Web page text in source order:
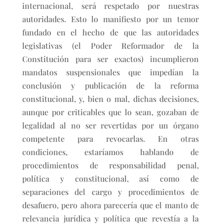
internacional, será respetado por nuestras
autoridades. Esto lo manifiesto por un temor
fundado en el hecho de que las autoridades
legislativas (el Poder Reformador de la
Constitución para ser exactos) incumplieron
mandatos suspensionales que impedían la
conclusión y publicación de la reforma
constitucional, y, bien o mal, dichas decisiones,
aunque por criticables que lo sean, gozaban de
legalidad al no ser revertidas por un órgano
competente para revocarlas. En otras
condiciones, estaríamos hablando de
procedimientos de responsabilidad penal,
política y constitucional, así como de
separaciones del cargo y procedimientos de
desafuero, pero ahora parecería que el manto de
relevancia jurídica y política que revestía a la